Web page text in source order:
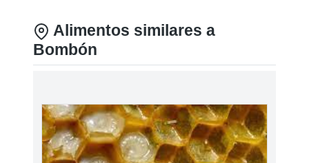
Alimentos similares a
Bombón